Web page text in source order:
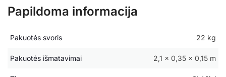
Papildoma informacija
Pakuotės svoris 22 kg
Pakuotės išmatavimai 2,1 × 0,35 × 0,15 m